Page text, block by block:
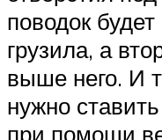
поводок
грузила, а
выше него. И
нужно
при помощи